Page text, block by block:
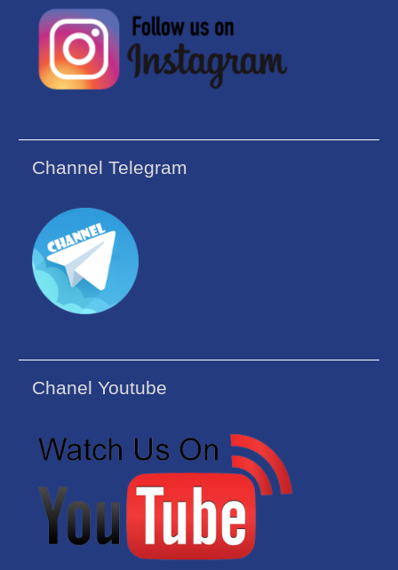
Channel Telegram
Chanel Youtube